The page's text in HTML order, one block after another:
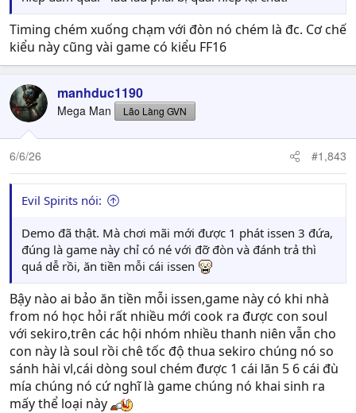
Timing chém xuống chạm với đòn nó chém là đc. Cơ chế
kiểu này cũng vài game có kiểu FF16
manhduc1190
Mega Man Lão Làng GVN
6/6/26 #1,843
Evil Spirits nói:
Demo đã thật. Mà chơi mãi mới được 1 phát issen 3 đứa,
đúng là game này chỉ có né với đỡ đòn và đánh trả thì
quá dễ rồi, ăn tiền mỗi cái issen
Bậy nào ai bảo ăn tiền mỗi issen,game này có khi nhà
from nó học hỏi rất nhiều mới cook ra được con soul
với sekiro,trên các hội nhóm nhiều thanh niên vẫn cho
con này là soul rồi chê tốc độ thua sekiro chúng nó so
sánh hài vl,cái dòng soul chém được 1 cái lăn 5 6 cái đù
mía chúng nó cứ nghĩ là game chúng nó khai sinh ra
mấy thể loại này